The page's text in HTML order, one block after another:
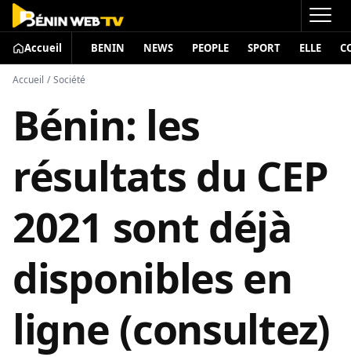
Accueil BENIN NEWS PEOPLE SPORT ELLE
Accueil / Société
Bénin: les
résultats du CEP
2021 sont déjà
disponibles en
ligne (consultez)